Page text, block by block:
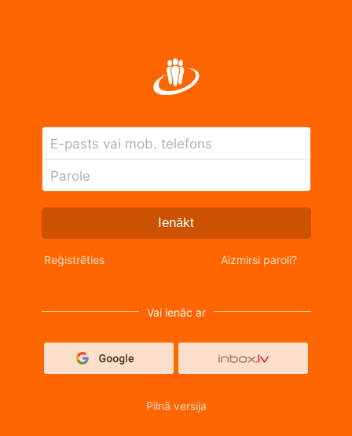
E-pasts vai mob. telefons
Parole
Ienākt
Reģistrēties Aizmirsi paroli?
Vai ienāc ar
Pilnā versija